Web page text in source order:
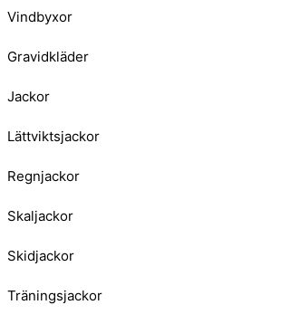
Vindbyxor
Gravidkläder
Jackor
Lättviktsjackor
Regnjackor
Skaljackor
Skidjackor
Träningsjackor